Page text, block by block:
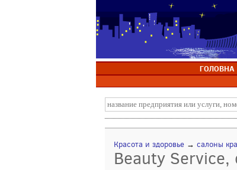
ГОЛОВНА
Красота и здоровье → салоны
Beauty